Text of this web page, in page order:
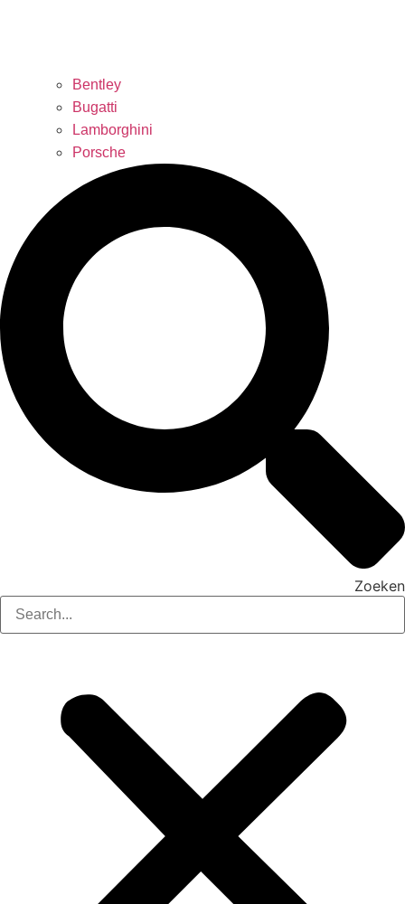
Bentley
Bugatti
Lamborghini
Porsche
Zoeken